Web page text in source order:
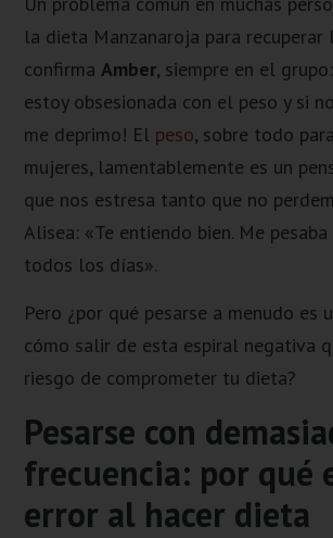
la dieta Manzanaroja para recuperar
confirmaAmber, siempre en el grupo:
estoy obsesionada con el peso y si
me deprimo! El peso, sobre todo
mujeres, lamentablemente es un
que nos estresa tanto que no
Alisea: «Te entiendo bien. Me
todos los días».
Pero ¿por qué pesarse a menudo es
cómo salir de esta espiral negativa
riesgo de comprometer tu dieta?
Pesarse con
frecuencia: por qué
error al hacer dieta